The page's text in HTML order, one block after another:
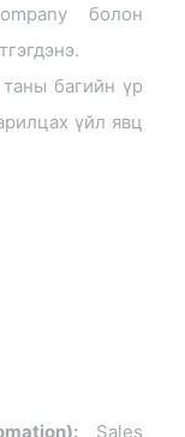
болон
багийн үр
үйл явц
Sales